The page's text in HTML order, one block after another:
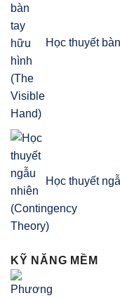
Học thuyết
Học thuyết
KỸ NĂNG MỀM